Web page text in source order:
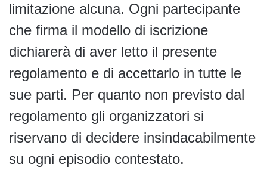
limitazione alcuna. Ogni partecipante
che firma il modello di iscrizione
dichiarerà di aver letto il presente
regolamento e di accettarlo in tutte le
sue parti. Per quanto non previsto dal
regolamento gli organizzatori si
riservano di decidere insindacabilmente
su ogni episodio contestato.